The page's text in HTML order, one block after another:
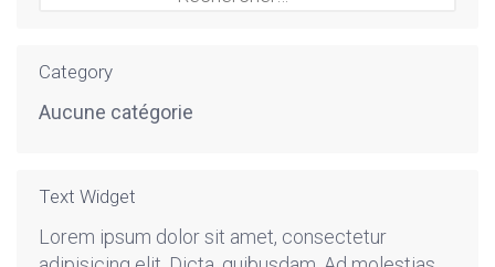
Category
Aucune catégorie
Text Widget
Lorem ipsum dolor sit amet, consectetur